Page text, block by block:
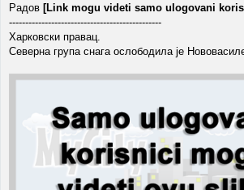
Радов [Link mogu videti samo ulogovani
-----------------------------------------------
Харковски правац.
Северна група снага ослободила је